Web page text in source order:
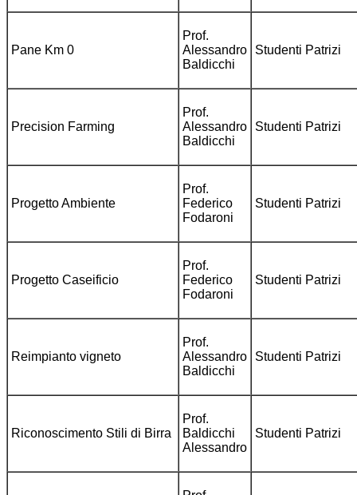
Pane Km 0
Prof.
Alessandro
Baldicchi
Studenti Patrizi
Precision Farming
Prof.
Alessandro
Baldicchi
Studenti Patrizi
Progetto Ambiente
Prof.
Federico
Fodaroni
Studenti Patrizi
Progetto Caseificio
Prof.
Federico
Fodaroni
Studenti Patrizi
Reimpianto vigneto
Prof.
Alessandro
Baldicchi
Studenti Patrizi
Riconoscimento Stili di Birra
Prof.
Baldicchi
Alessandro
Studenti Patrizi